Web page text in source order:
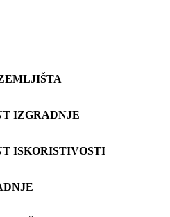
IZGRADNJE
ISKORISTIVOSTI